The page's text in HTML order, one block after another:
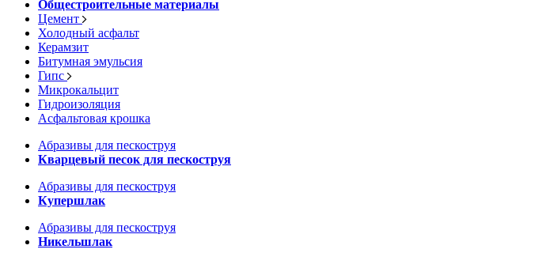
Общестроительные материалы
Цемент
Холодный асфальт
Керамзит
Битумная эмульсия
Гипс
Микрокальцит
Гидроизоляция
Асфальтовая крошка
Абразивы для пескоструя
Кварцевый песок для пескоструя
Абразивы для пескоструя
Купершлак
Абразивы для пескоструя
Никельшлак